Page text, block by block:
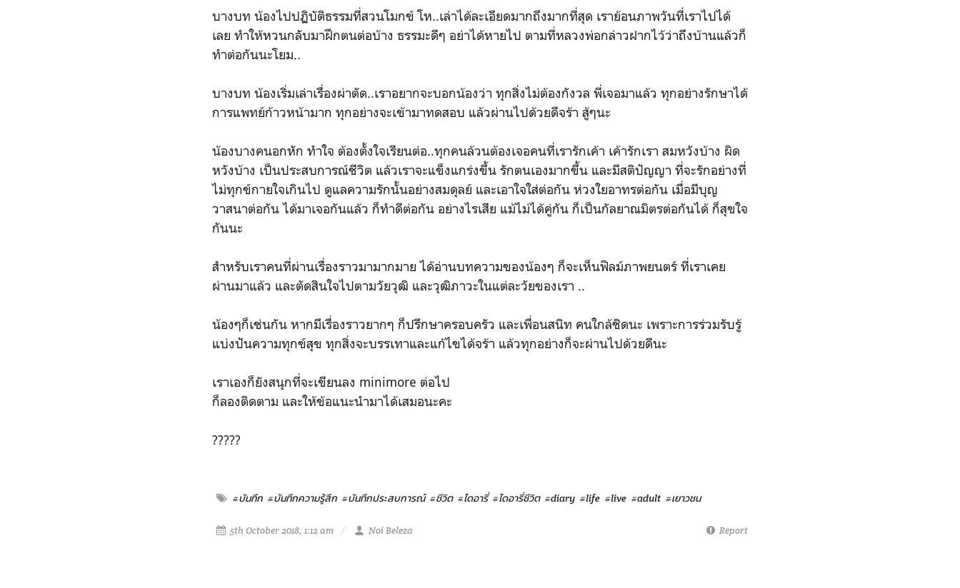
บางบท น้องไปปฏิบัติธรรมที่สวนโมกข์ โห..เล่าได้ละเอียดมากถึงมากที่สุด เราย้อนภาพวันที่เราไปได้
เลย ทำให้หวนกลับมาฝึกตนต่อบ้าง ธรรมะดีๆ อย่าได้หายไป ตามที่หลวงพ่อกล่าวฝากไว้ว่าถึงบ้านแล้วก็
ทำต่อกันนะโยม..
บางบท น้องเริ่มเล่าเรื่องผ่าตัด..เราอยากจะบอกน้องว่า ทุกสิ่งไม่ต้องกังวล พี่เจอมาแล้ว ทุกอย่างรักษาได้
การแพทย์ก้าวหน้ามาก ทุกอย่างจะเข้ามาทดสอบ แล้วผ่านไปด้วยดีจร้า สู้ๆนะ
น้องบางคนอกหัก ทำใจ ต้องตั้งใจเรียนต่อ..ทุกคนล้วนต้องเจอคนที่เรารักเค้า เค้ารักเรา สมหวังบ้าง ผิด
หวังบ้าง เป็นประสบการณ์ชีวิต แล้วเราจะแข็งแกร่งขึ้น รักตนเองมากขึ้น และมีสติปัญญา ที่จะรักอย่างที่
ไม่ทุกข์กายใจเกินไป ดูแลความรักนั้นอย่างสมดุลย์ และเอาใจใส่ต่อกัน ห่วงใยอาทรต่อกัน เมื่อมีบุญ
วาสนาต่อกัน ได้มาเจอกันแล้ว ก็ทำดีต่อกัน อย่างไรเสีย แม้ไม่ได้คู่กัน ก็เป็นกัลยาณมิตรต่อกันได้ ก็สุขใจ
กันนะ
สำหรับเราคนที่ผ่านเรื่องราวมามากมาย ได้อ่านบทความของน้องๆ ก็จะเห็นฟิลม์ภาพยนตร์ ที่เราเคย
ผ่านมาแล้ว และตัดสินใจไปตามวัยวุฒิ และวุฒิภาวะในแต่ละวัยของเรา ..
น้องๆก็เช่นกัน หากมึเรื่องราวยากๆ ก็ปรึกษาครอบครัว และเพื่อนสนิท คนใกล้ชิดนะ เพราะการร่วมรับรู้
แบ่งปันความทุกข์สุข ทุกสิ่งจะบรรเทาและแก้ไขได้จร้า แล้วทุกอย่างก็จะผ่านไปด้วยดีนะ
เราเองก็ยังสนุกที่จะเขียนลง minimore ต่อไป
ก็ลองติดตาม และให้ข้อแนะนำมาได้เสมอนะคะ
?????
#บันทึก #บันทึกความรู้สึก #บันทึกประสบการณ์ #ชีวิต #ไดอารี่ #ไดอารี่ชีวิต #diary #life #live #adult #เยาวชน
5th October 2018, 1:12 am Noi Beleza Report